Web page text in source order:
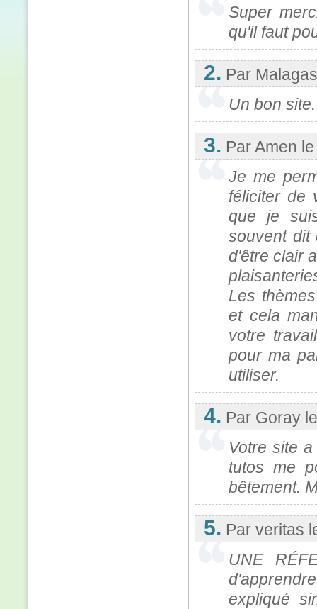
Super
qu'il faut
2. Par
Un bon
3. Par Amen
Je me
féliciter de
que je
souvent dit
d'être clair
Les
et cela
votre
pour ma
utiliser.
4. Par Goray
Votre site
tutos me
bêtement.
5. Par veritas
UNE
expliqué